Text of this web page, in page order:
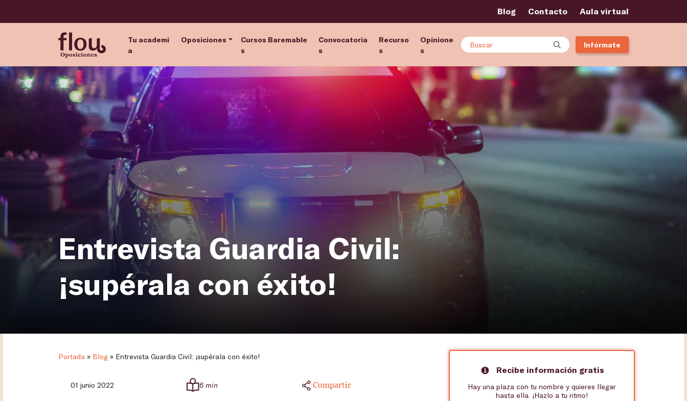
Blog Contacto Aula virtual
Tu academi
a
Oposiciones
Cursos Baremable
s
Convocatoria
s
Recurso
s
Opinione
s
Buscar Infórmate
Entrevista Guardia Civil:
¡supérala con éxito!
Portada » Blog » Entrevista Guardia Civil: ¡supérala con éxito!
01 junio 2022 6 min Compartir
Recibe información gratis
Hay una plaza con tu nombre y quieres llegar
hasta ella. ¡Hazlo a tu ritmo!